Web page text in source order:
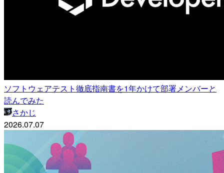
ソフトウェアテスト徹底指南書を1年かけて部署メンバーと
読んでみた
さかじ
2026.07.07